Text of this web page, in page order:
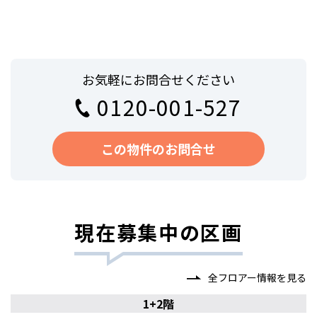
お気軽にお問合せください
0120-001-527
この物件のお問合せ
現在募集中の区画
全フロアー情報を見る
1+2階